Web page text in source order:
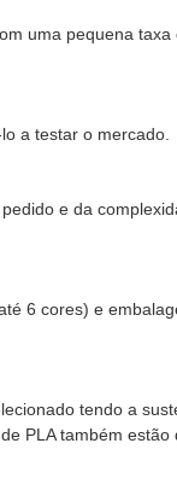
uma pequena taxa
a testar o mercado.
e da
6 cores) e
tendo a
PLA também estão